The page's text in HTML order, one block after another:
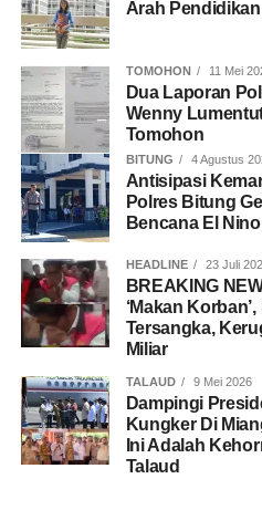
Arah
TOMOHON 11 Mei
Dua Laporan
Wenny
Tomohon
BITUNG 4 Agustus
Antisipasi
Polres Bitung
Bencana El Nino
HEADLINE 23 Juli
BREAKING
‘Makan
Tersangka,
Miliar
TALAUD 9 Mei 2026
Dampingi
Kungker Di
Ini Adalah
Talaud